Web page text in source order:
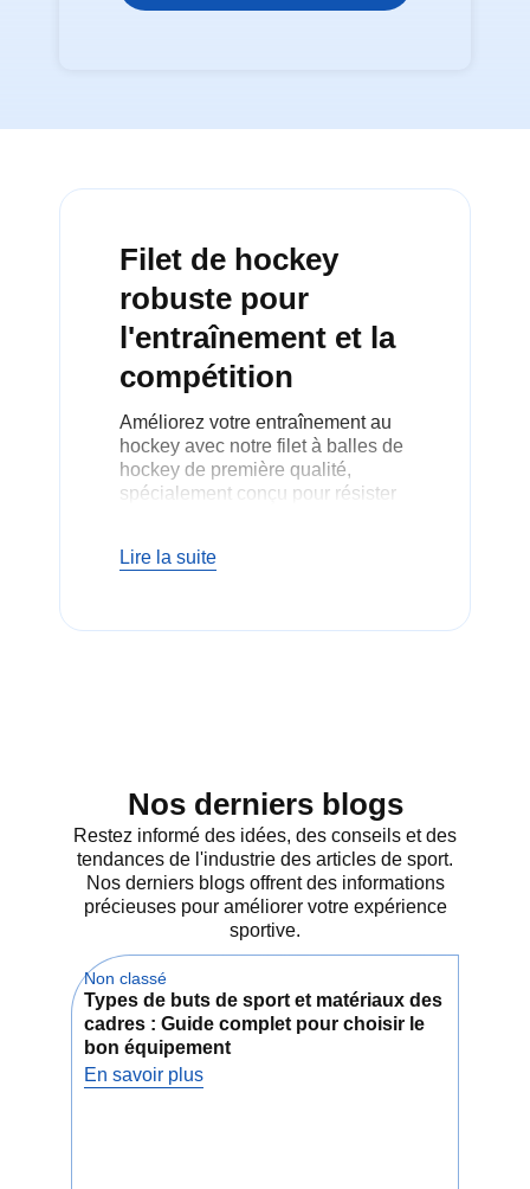
Filet de hockey
robuste pour
l'entraînement et la
compétition
Améliorez votre entraînement au
hockey avec notre filet à balles de
hockey de première qualité,
spécialement conçu pour résister
d'une séance d'équipe, ce filet
exceptionnelle. Fabriqué à partir
pendant les entraînements et les
matchs rigoureux.
Le filet présente des coutures
renforcées et des bords robustes,
conçus pour supporter les balles
de hockey en mouvement rapide
sans se déchirer ni s'effilocher. Il
est résistant aux UV, ce qui
empêche la décoloration et la
dégradation du matériau sous
Lire la suite
Nos derniers blogs
Restez informé des idées, des conseils et des
tendances de l'industrie des articles de sport.
Nos derniers blogs offrent des informations
précieuses pour améliorer votre expérience
sportive.
Non classé
Types de buts de sport et matériaux des
cadres : Guide complet pour choisir le
bon équipement
En savoir plus